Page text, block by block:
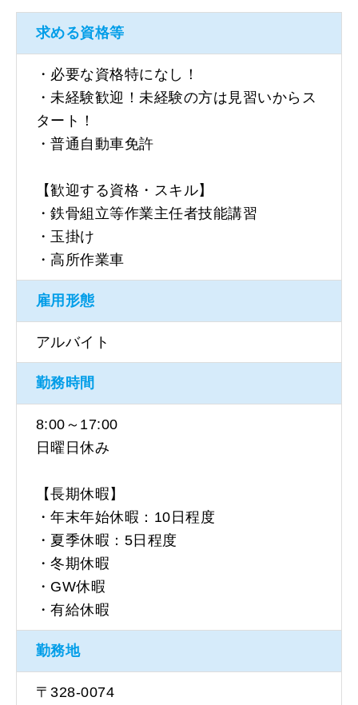
求める資格等
・必要な資格特になし！
・未経験歓迎！未経験の方は見習いからス
タート！
・普通自動車免許
【歓迎する資格・スキル】
・鉄骨組立等作業主任者技能講習
・玉掛け
・高所作業車
雇用形態
アルバイト
勤務時間
8:00～17:00
日曜日休み
【長期休暇】
・年末年始休暇：10日程度
・夏季休暇：5日程度
・冬期休暇
・GW休暇
・有給休暇
勤務地
〒328-0074